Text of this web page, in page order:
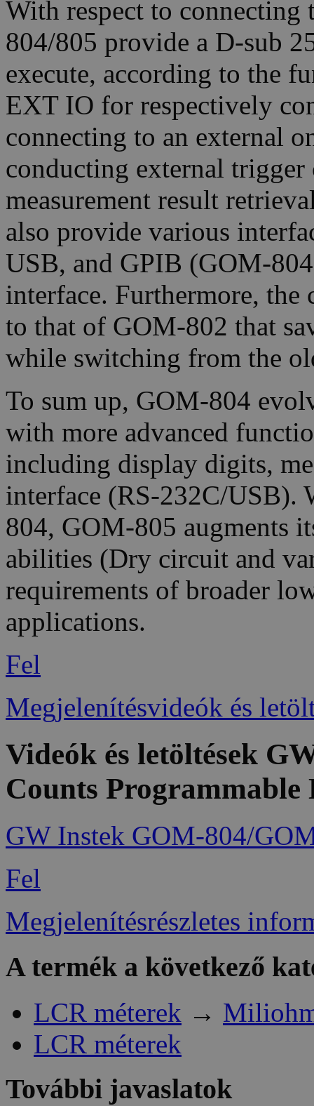
With respect to
804/805 provide a D-sub
execute, according to the
EXT IO for respectively
connecting to an external
conducting external
measurement result
also provide various
USB, and GPIB (GOM-
interface. Furthermore, the
to that of GOM-802 that
while switching from the
To sum up, GOM-804
with more advanced
including display digits,
interface (RS-232C/USB).
804, GOM-805 augments
abilities (Dry circuit and
requirements of broader
applications.
Fel
Megjelenítésvideók és
Videók és letöltések
Counts
GW Instek GOM-804/
Fel
Megjelenítésrészletes
A termék a következő
LCR méterek →
LCR méterek
További javaslatok